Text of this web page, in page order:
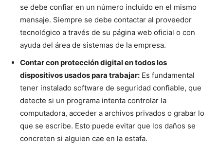
se debe confiar en un número incluido en el mismo
mensaje. Siempre se debe contactar al proveedor
tecnológico a través de su página web oficial o con
ayuda del área de sistemas de la empresa.
Contar con protección digital en todos los
dispositivos usados para trabajar: Es fundamental
tener instalado software de seguridad confiable, que
detecte si un programa intenta controlar la
computadora, acceder a archivos privados o grabar lo
que se escribe. Esto puede evitar que los daños se
concreten si alguien cae en la estafa.